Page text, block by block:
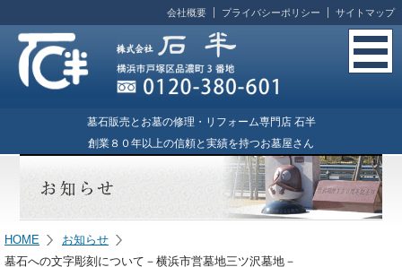
会社概要 プライバシーポリシー サイトマップ
墓石販売とお墓の修理・リフォーム専門店 石半
創業８０年以上の信頼と実績を持つお墓屋さん
HOME
お知らせ
墓石への文字彫刻について－横浜市営墓地三ツ沢墓地－